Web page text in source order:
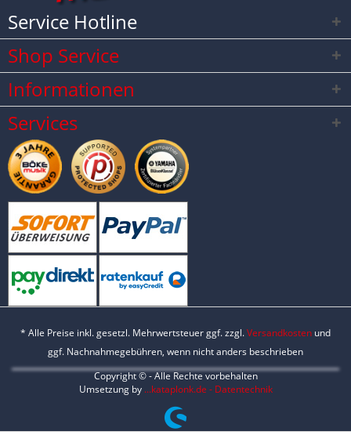
Service Hotline
Shop Service
Informationen
Services
* Alle Preise inkl. gesetzl. Mehrwertsteuer ggf. zzgl.Versandkosten und
ggf. Nachnahmegebühren, wenn nicht anders beschrieben
Copyright © - Alle Rechte vorbehalten
Umsetzung by ...kataplonk.de - Datentechnik